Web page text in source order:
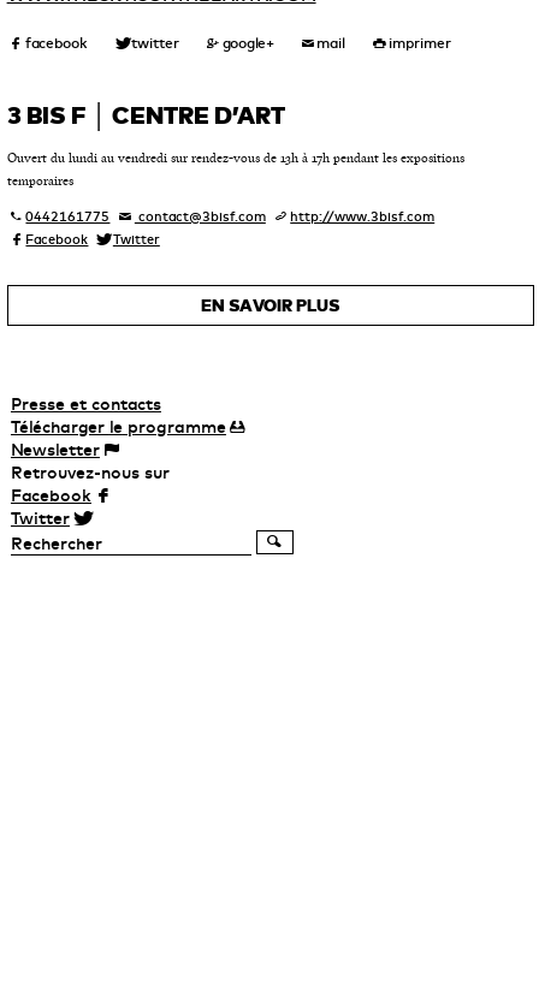
3 BIS F │ CENTRE D’ART
Ouvert du lundi au vendredi sur rendez-vous de 13h à 17h pendant les expositions
temporaires
0442161775 contact@3bisf.com
http://www.3bisf.com
Facebook
Twitter
EN SAVOIR PLUS
Presse et contacts
Télécharger leprogramme
Newsletter
Retrouvez-nous sur
Facebook
Twitter